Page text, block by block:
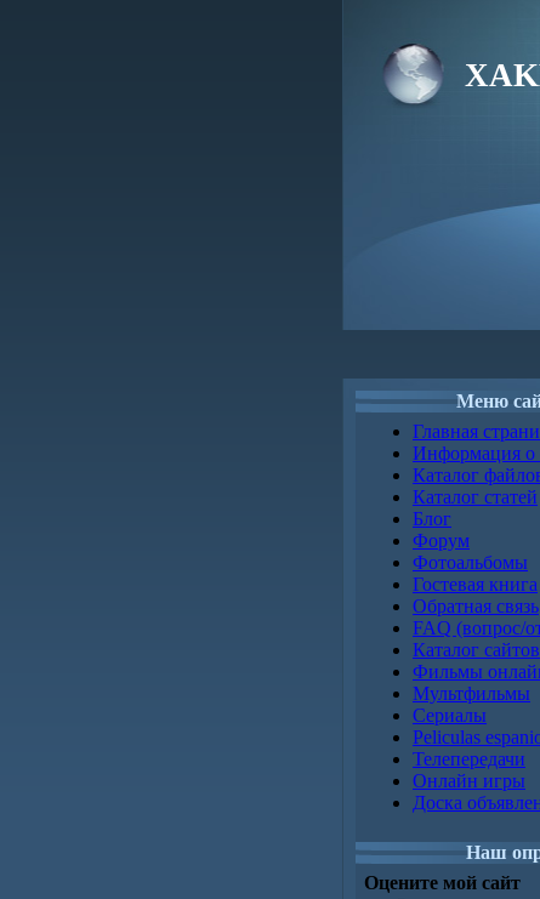
Меню
Главная
Информация о
Каталог
Каталог статей
Блог
Форум
Фотоальбомы
Гостевая книга
Обратная связь
FAQ (вопрос/
Каталог сайтов
Фильмы
Мультфильмы
Сериалы
Peliculas
Телепередачи
Онлайн игры
Доска
Наш
Оцените мой сайт